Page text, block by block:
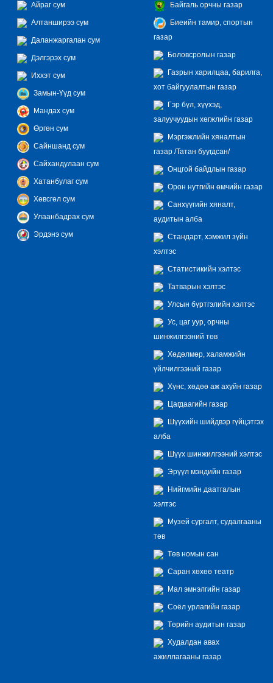
Айраг сум
Алтанширээ сум
Даланжаргалан сум
Дэлгэрэх сум
Иххэт сум
Замын-Үүд сум
Мандах сум
Өргөн сум
Сайншанд сум
Сайхандулаан сум
Хатанбулаг сум
Хөвсгөл сум
Улаанбадрах сум
Эрдэнэ сум
Байгаль орчны газар
Биеийн тамир, спортын
газар
Боловсролын газар
Газрын харилцаа, барилга,
хот байгуулалтын газар
Гэр бүл, хүүхэд,
залуучуудын хөгжлийн газар
Мэргэжлийн хяналтын
газар /Татан буугдсан/
Онцгой байдлын газар
Орон нутгийн өмчийн газар
Санхүүгийн хяналт,
аудитын алба
Стандарт, хэмжил зүйн
хэлтэс
Статистикийн хэлтэс
Татварын хэлтэс
Улсын бүртгэлийн хэлтэс
Ус, цаг уур, орчны
шинжилгээний төв
Хөдөлмөр, халамжийн
үйлчилгээний газар
Хүнс, хөдөө аж ахуйн газар
Цагдаагийн газар
Шүүхийн шийдвэр гүйцэтгэх
алба
Шүүх шинжилгээний хэлтэс
Эрүүл мэндийн газар
Нийгмийн даатгалын
хэлтэс
Музей сургалт, судалгааны
төв
Төв номын сан
Саран хөхөө театр
Мал эмнэлгийн газар
Соёл урлагийн газар
Төрийн аудитын газар
Худалдан авах
ажиллагааны газар